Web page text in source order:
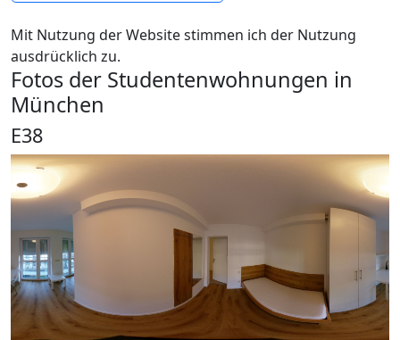
Mit Nutzung der Website stimmen ich der Nutzung
ausdrücklich zu.
Fotos der Studentenwohnungen in
München
E38